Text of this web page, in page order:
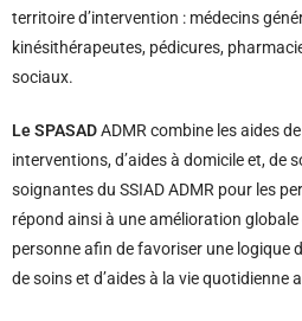
territoire d’intervention : médecins
kinésithérapeutes, pédicures,
sociaux.
Le SPASADADMR combine les aides
interventions, d’aides à domicile et, de
soignantes du SSIAD ADMR pour les
répond ainsi à une amélioration globale
personne afin de favoriser une logique
de soins et d’aides à la vie quotidienne